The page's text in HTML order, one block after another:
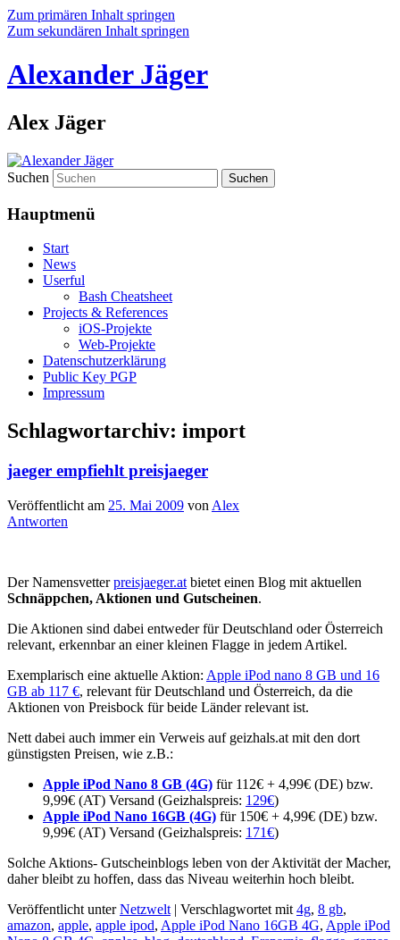
Zum primären Inhalt springen
Zum sekundären Inhalt springen
Alexander Jäger
Alex Jäger
Suchen
Hauptmenü
Start
News
Userful
Bash Cheatsheet
Projects & References
iOS-Projekte
Web-Projekte
Datenschutzerklärung
Public Key PGP
Impressum
Schlagwortarchiv: import
jaeger empfiehlt preisjaeger
Veröffentlicht am 25. Mai 2009 von Alex
Antworten
Der Namensvetterpreisjaeger.at bietet einen Blog mit aktuellen
Schnäppchen, Aktionen und Gutscheinen.
Die Aktionen sind dabei entweder für Deutschland oder Österreich
relevant, erkennbar an einer kleinen Flagge in jedem Artikel.
Exemplarisch eine aktuelle Aktion: Apple iPod nano 8 GB und 16
GB ab 117 €, relevant für Deutschland und Österreich, da die
Aktionen von Preisbock für beide Länder relevant ist.
Nett dabei auch immer ein Verweis auf geizhals.at mit den dort
günstigsten Preisen, wie z.B.:
Apple iPod Nano 8 GB (4G) für 112€ + 4,99€ (DE) bzw.
9,99€ (AT) Versand (Geizhalspreis: 129€)
Apple iPod Nano 16GB (4G) für 150€ + 4,99€ (DE) bzw.
9,99€ (AT) Versand (Geizhalspreis: 171€)
Solche Aktions- Gutscheinblogs leben von der Aktivität der Macher,
daher bleibt zu hoffen, dass das Niveau weiterhin hoch bleibt.
Veröffentlicht unter Netzwelt | Verschlagwortet mit 4g, 8 gb,
amazon, apple, apple ipod, Apple iPod Nano 16GB 4G, Apple iPod